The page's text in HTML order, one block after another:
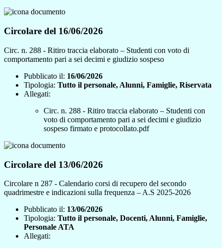
Circolare del 16/06/2026
Circ. n. 288 - Ritiro traccia elaborato – Studenti con voto di
comportamento pari a sei decimi e giudizio sospeso
Pubblicato il: 16/06/2026
Tipologia: Tutto il personale, Alunni, Famiglie, Riservata
Allegati:
Circ. n. 288 - Ritiro traccia elaborato – Studenti con
voto di comportamento pari a sei decimi e giudizio
sospeso firmato e protocollato.pdf
Circolare del 13/06/2026
Circolare n 287 - Calendario corsi di recupero del secondo
quadrimestre e indicazioni sulla frequenza – A.S 2025-2026
Pubblicato il: 13/06/2026
Tipologia: Tutto il personale, Docenti, Alunni, Famiglie,
Personale ATA
Allegati: